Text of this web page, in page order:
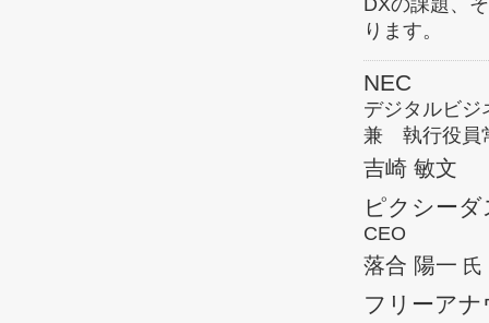
DXの課題、
ります。
NEC
デジタルビジ
兼 執行役員
吉崎 敏文
ピクシー
CEO
落合 陽一 氏
フリーア